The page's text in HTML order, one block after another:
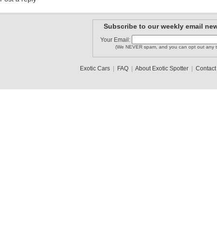
Subscribe to our weekly email
Your Email:
(We NEVER spam, and you can opt out any
Exotic Cars| FAQ| About Exotic Spotter| Contact